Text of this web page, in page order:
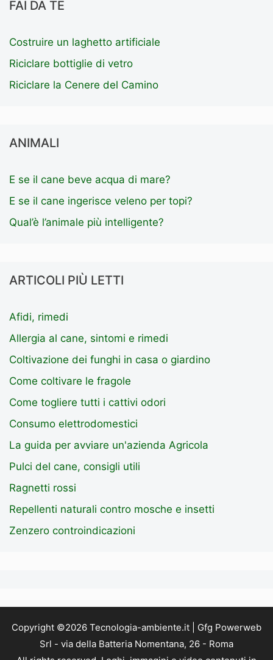
FAI DA TE
Costruire un laghetto artificiale
Riciclare bottiglie di vetro
Riciclare la Cenere del Camino
ANIMALI
E se il cane beve acqua di mare?
E se il cane ingerisce veleno per topi?
Qual’è l’animale più intelligente?
ARTICOLI PIÙ LETTI
Afidi, rimedi
Allergia al cane, sintomi e rimedi
Coltivazione dei funghi in casa o giardino
Come coltivare le fragole
Come togliere tutti i cattivi odori
Consumo elettrodomestici
La guida per avviare un'azienda Agricola
Pulci del cane, consigli utili
Ragnetti rossi
Repellenti naturali contro mosche e insetti
Zenzero controindicazioni
Copyright ©2026 Tecnologia-ambiente.it | Gfg Powerweb
Srl - via della Batteria Nomentana, 26 - Roma